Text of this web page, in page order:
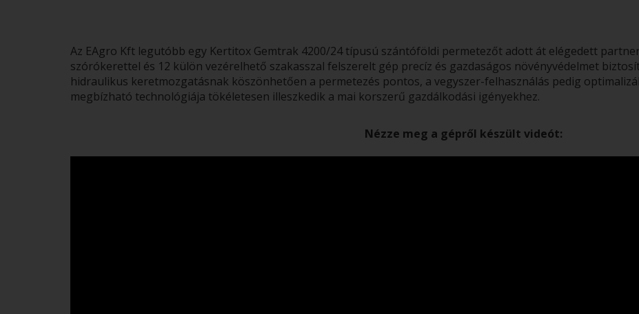
Az EAgro Kft legutóbb egy Kertitox Gemtrak 4200/24 típusú szántóföldi permetezőt adott át elégedett
szórókerettel és 12 külön vezérelhető szakasszal felszerelt gép precíz és gazdaságos növényvédelmet
hidraulikus keretmozgatásnak köszönhetően a permetezés pontos, a vegyszer-felhasználás pedig
megbízható technológiája tökéletesen illeszkedik a mai korszerű gazdálkodási igényekhez.
Nézze meg a gépről készült videót: